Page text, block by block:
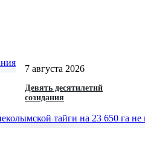
7 августа 2026
Девять десятилетий
созидания